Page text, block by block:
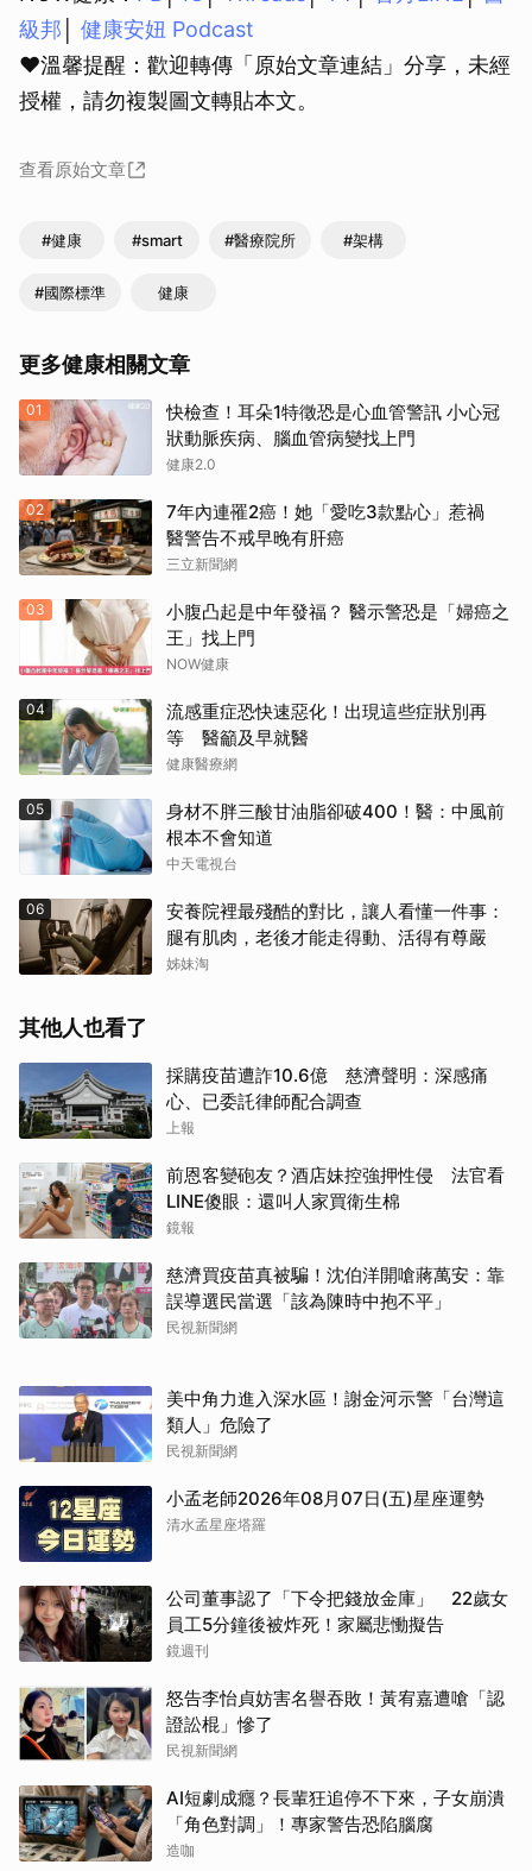
級邦
健康安妞 Podcast
❤溫馨提醒：歡迎轉傳「原始文章連結」分享，未經
授權，請勿複製圖文轉貼本文。
查看原始文章
#健康 #smart #醫療院所 #架構
#國際標準 健康
更多健康相關文章
01
快檢查！耳朵1特徵恐是心血管警訊 小心冠
狀動脈疾病、腦血管病變找上門
健康2.0
02
7年內連罹2癌！她「愛吃3款點心」惹禍
醫警告不戒早晚有肝癌
三立新聞網
03
小腹凸起是中年發福？ 醫示警恐是「婦癌之
王」找上門
NOW健康
04
流感重症恐快速惡化！出現這些症狀別再
等 醫籲及早就醫
健康醫療網
05
身材不胖三酸甘油脂卻破400！醫：中風前
根本不會知道
中天電視台
06
安養院裡最殘酷的對比，讓人看懂一件事：
腿有肌肉，老後才能走得動、活得有尊嚴
姊妹淘
其他人也看了
採購疫苗遭詐10.6億 慈濟聲明：深感痛
心、已委託律師配合調查
上報
前恩客變砲友？酒店妹控強押性侵 法官看
LINE傻眼：還叫人家買衛生棉
鏡報
慈濟買疫苗真被騙！沈伯洋開嗆蔣萬安：靠
誤導選民當選「該為陳時中抱不平」
民視新聞網
美中角力進入深水區！謝金河示警「台灣這
類人」危險了
民視新聞網
小孟老師2026年08月07日(五)星座運勢
清水孟星座塔羅
公司董事認了「下令把錢放金庫」 22歲女
員工5分鐘後被炸死！家屬悲慟擬告
鏡週刊
怒告李怡貞妨害名譽吞敗！黃宥嘉遭嗆「認
證訟棍」慘了
民視新聞網
AI短劇成癮？長輩狂追停不下來，子女崩潰
「角色對調」！專家警告恐陷腦腐
造咖